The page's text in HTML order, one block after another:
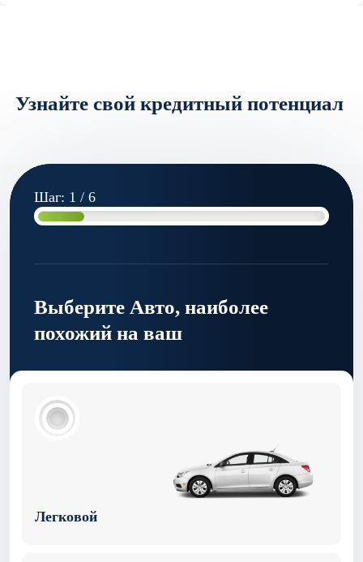
Узнайте свой кредитный потенциал
Шаг: 1 / 6
Выберите Авто, наиболее
похожий на ваш
Легковой